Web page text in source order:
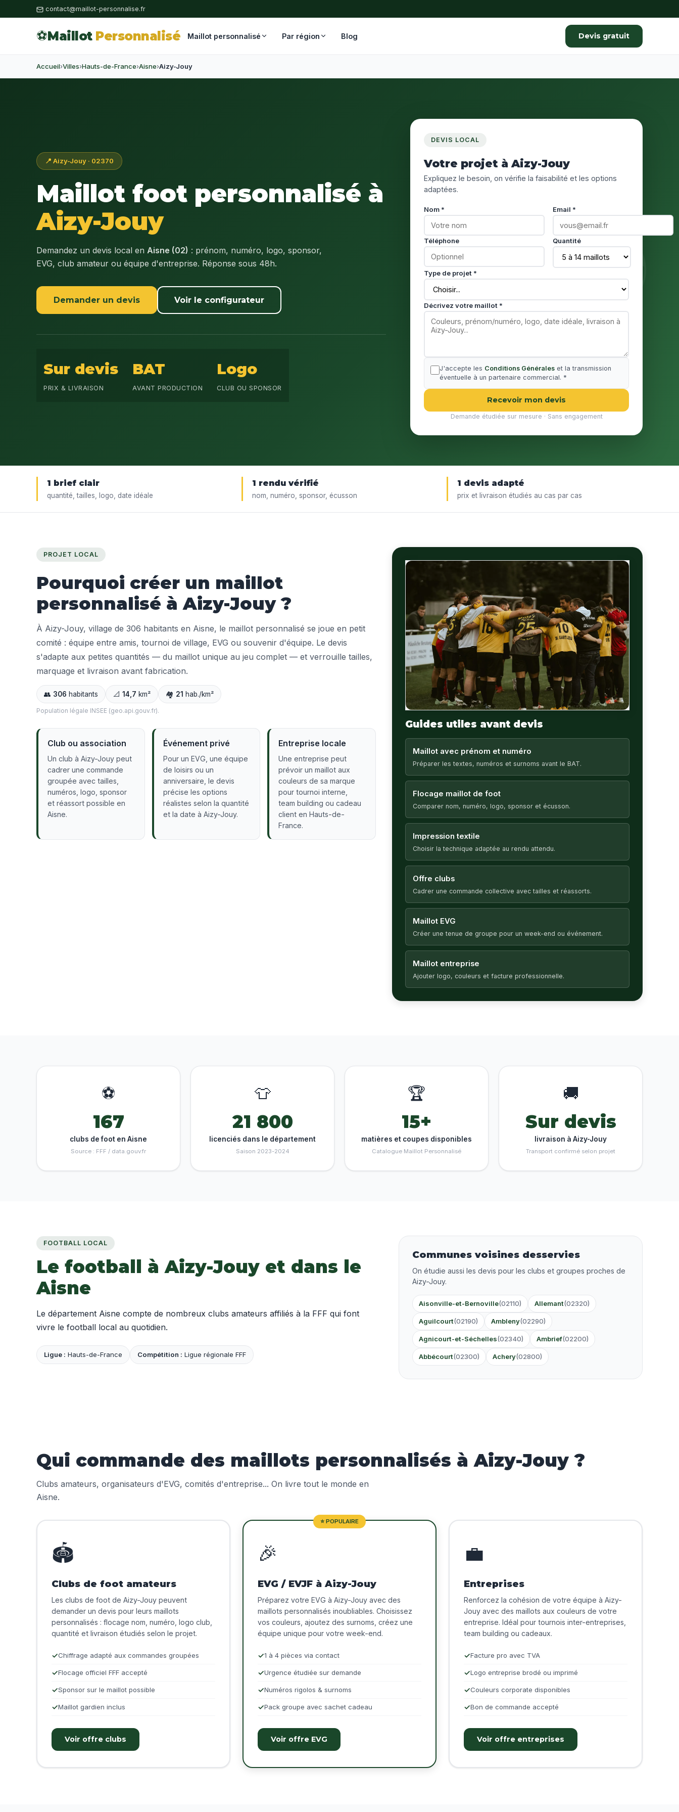
contact@maillot-personnalise.fr
⚽Maillot Personnalisé Maillot personnalisé Par région Blog Devis gratuit
Accueil›Villes›Hauts-de-France›Aisne›Aizy-Jouy
📍 Aizy-Jouy · 02370
Maillot foot personnalisé à
Aizy-Jouy
Demandez un devis local en Aisne (02) : prénom, numéro, logo, sponsor,
EVG, club amateur ou équipe d'entreprise. Réponse sous 48h.
Demander un devis Voir le configurateur
Sur devis
PRIX & LIVRAISON
BAT
AVANT PRODUCTION
Logo
CLUB OU SPONSOR
DEVIS LOCAL
Votre projet à Aizy-Jouy
Expliquez le besoin, on vérifie la faisabilité et les options
adaptées.
Nom * Email *
Téléphone Quantité
Type de projet *
Décrivez votre maillot *
J'accepte les Conditions Générales et la transmission
éventuelle à un partenaire commercial. *
Recevoir mon devis
Demande étudiée sur mesure · Sans engagement
1 brief clair
quantité, tailles, logo, date idéale
1 rendu vérifié
nom, numéro, sponsor, écusson
1 devis adapté
prix et livraison étudiés au cas par cas
PROJET LOCAL
Pourquoi créer un maillot
personnalisé à Aizy-Jouy ?
À Aizy-Jouy, village de 306 habitants en Aisne, le maillot personnalisé se joue en petit
comité : équipe entre amis, tournoi de village, EVG ou souvenir d'équipe. Le devis
s'adapte aux petites quantités — du maillot unique au jeu complet — et verrouille tailles,
marquage et livraison avant fabrication.
👥 306 habitants 📐 14,7 km² 🏘️ 21 hab./km²
Population légale INSEE (geo.api.gouv.fr).
Club ou association
Un club à Aizy-Jouy peut
cadrer une commande
groupée avec tailles,
numéros, logo, sponsor
et réassort possible en
Aisne.
Événement privé
Pour un EVG, une équipe
de loisirs ou un
anniversaire, le devis
précise les options
réalistes selon la quantité
et la date à Aizy-Jouy.
Entreprise locale
Une entreprise peut
prévoir un maillot aux
couleurs de sa marque
pour tournoi interne,
team building ou cadeau
client en Hauts-de-
France.
Guides utiles avant devis
Maillot avec prénom et numéro
Préparer les textes, numéros et surnoms avant le BAT.
Flocage maillot de foot
Comparer nom, numéro, logo, sponsor et écusson.
Impression textile
Choisir la technique adaptée au rendu attendu.
Offre clubs
Cadrer une commande collective avec tailles et réassorts.
Maillot EVG
Créer une tenue de groupe pour un week-end ou événement.
Maillot entreprise
Ajouter logo, couleurs et facture professionnelle.
⚽
167
clubs de foot en Aisne
Source : FFF / data.gouv.fr
👕
21 800
licenciés dans le département
Saison 2023-2024
🏆
15+
matières et coupes disponibles
Catalogue Maillot Personnalisé
🚚
Sur devis
livraison à Aizy-Jouy
Transport confirmé selon projet
FOOTBALL LOCAL
Le football à Aizy-Jouy et dans le
Aisne
Le département Aisne compte de nombreux clubs amateurs affiliés à la FFF qui font
vivre le football local au quotidien.
Ligue : Hauts-de-France Compétition : Ligue régionale FFF
Communes voisines desservies
On étudie aussi les devis pour les clubs et groupes proches de
Aizy-Jouy.
Aisonville-et-Bernoville(02110) Allemant(02320)
Aguilcourt(02190) Ambleny(02290)
Agnicourt-et-Séchelles(02340) Ambrief(02200)
Abbécourt(02300) Achery(02800)
Qui commande des maillots personnalisés à Aizy-Jouy ?
Clubs amateurs, organisateurs d'EVG, comités d'entreprise... On livre tout le monde en
Aisne.
🏟️
Clubs de foot amateurs
Les clubs de foot de Aizy-Jouy peuvent
demander un devis pour leurs maillots
personnalisés : flocage nom, numéro, logo club,
quantité et livraison étudiés selon le projet.
Chiffrage adapté aux commandes groupées
Flocage officiel FFF accepté
Sponsor sur le maillot possible
Maillot gardien inclus
Voir offre clubs
⭐ POPULAIRE
🎉
EVG / EVJF à Aizy-Jouy
Préparez votre EVG à Aizy-Jouy avec des
maillots personnalisés inoubliables. Choisissez
vos couleurs, ajoutez des surnoms, créez une
équipe unique pour votre week-end.
1 à 4 pièces via contact
Urgence étudiée sur demande
Numéros rigolos & surnoms
Pack groupe avec sachet cadeau
Voir offre EVG
💼
Entreprises
Renforcez la cohésion de votre équipe à Aizy-
Jouy avec des maillots aux couleurs de votre
entreprise. Idéal pour tournois inter-entreprises,
team building ou cadeaux.
Facture pro avec TVA
Logo entreprise brodé ou imprimé
Couleurs corporate disponibles
Bon de commande accepté
Voir offre entreprises